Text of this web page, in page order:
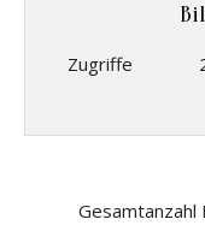
Zugriffe
Gesamtanzahl